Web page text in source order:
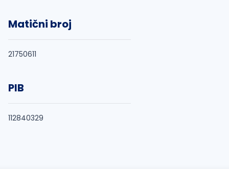
Matični broj
21750611
PIB
112840329